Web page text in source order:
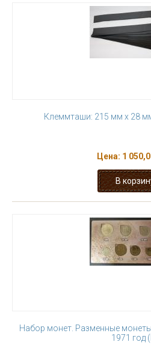
Клеммташи: 215 мм х 28
Цена: 1
Набор монет. Разменные
1971 год